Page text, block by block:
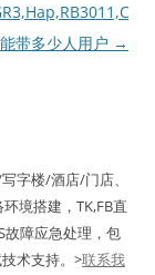
能带多少人用户 →
字楼/酒店/门店、
境搭建，TK,FB直
故障应急处理，包
术支持。>联系我